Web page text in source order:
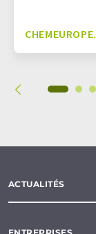
ACTUALITÉS